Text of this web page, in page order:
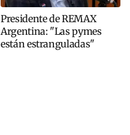
Presidente de REMAX
Argentina: "Las pymes
están estranguladas"